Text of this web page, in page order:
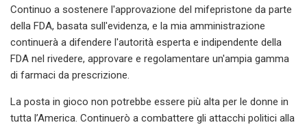
Continuo a sostenere l'approvazione del mifepristone da parte
della FDA, basata sull'evidenza, e la mia amministrazione
continuerà a difendere l'autorità esperta e indipendente della
FDA nel rivedere, approvare e regolamentare un'ampia gamma
di farmaci da prescrizione.
La posta in gioco non potrebbe essere più alta per le donne in
tutta l’America. Continuerò a combattere gli attacchi politici alla